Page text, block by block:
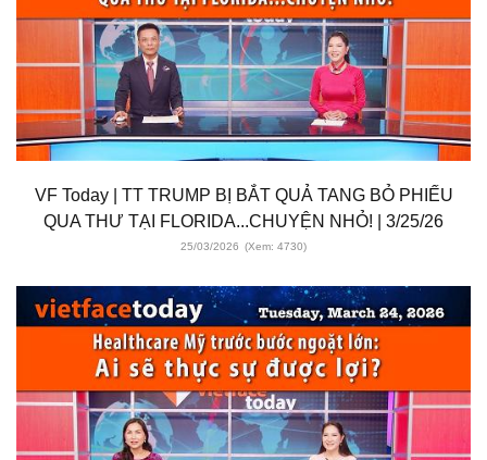
VF Today | TT TRUMP BỊ BẮT QUẢ TANG BỎ PHIẾU
QUA THƯ TẠI FLORIDA...CHUYỆN NHỎ! | 3/25/26
25/03/2026 (Xem: 4730)